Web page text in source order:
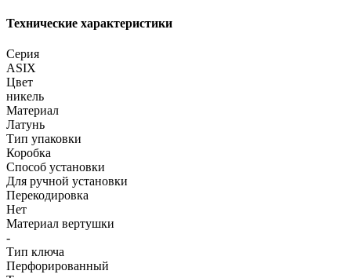
Технические характеристики
Серия
ASIX
Цвет
никель
Материал
Латунь
Тип упаковки
Коробка
Способ установки
Для ручной установки
Перекодировка
Нет
Материал вертушки
-
Тип ключа
Перфорированный